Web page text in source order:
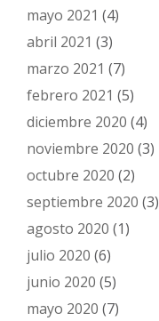
mayo 2021 (4)
abril 2021 (3)
marzo 2021 (7)
febrero 2021 (5)
diciembre 2020 (4)
noviembre 2020 (3)
octubre 2020 (2)
septiembre 2020 (3)
agosto 2020 (1)
julio 2020 (6)
junio 2020 (5)
mayo 2020 (7)